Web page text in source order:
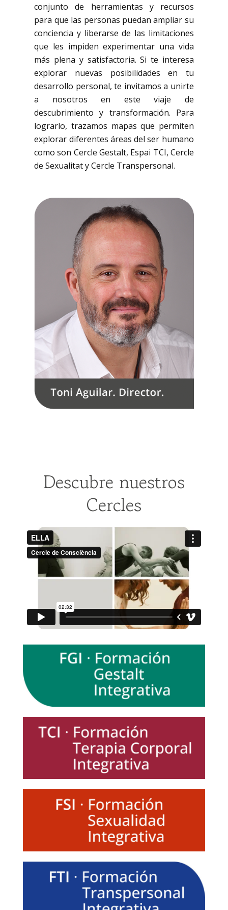
conjunto de herramientas y recursos
para que las personas puedan ampliar su
conciencia y liberarse de las limitaciones
que les impiden experimentar una vida
más plena y satisfactoria. Si te interesa
explorar nuevas posibilidades en tu
desarrollo personal, te invitamos a unirte
a nosotros en este viaje de
descubrimiento y transformación. Para
lograrlo, trazamos mapas que permiten
explorar diferentes áreas del ser humano
como son Cercle Gestalt, Espai TCI, Cercle
de Sexualitat y Cercle Transpersonal.
Descubre nuestros
Cercles